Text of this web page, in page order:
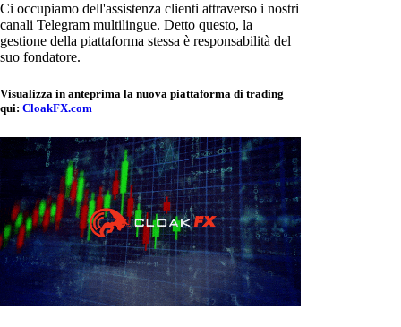
Ci occupiamo dell'assistenza clienti attraverso i nostri
canali Telegram multilingue. Detto questo, la
gestione della piattaforma stessa è responsabilità del
suo fondatore.
Visualizza in anteprima la nuova piattaforma di trading
qui: CloakFX.com